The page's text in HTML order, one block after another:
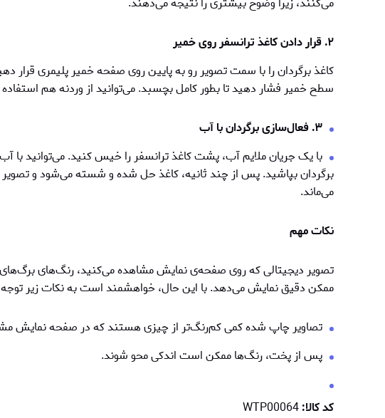
۲. قرار دادن کاغذ ترانسفر روی خمیر
کاغذ برگردان را با سمت تصویر رو به پایین روی صفحه خمير پلیمری قرار
سطح خمير فشار دهید تا بطور کامل بچسبد. می‌توانید از وردنه هم
۳. فعال‌سازی برگردان با آب
با یک جریان ملایم آب، پشت کاغذ ترانسفر را خیس کنید. می‌توانید با
برگردان بپاشید. پس از چند ثانیه، کاغذ حل شده و شسته می‌شود و تصویر
می‌ماند.
نکات مهم
تصویر دیجیتالی که روی صفحه‌ی نمایش مشاهده می‌کنید، رنگ‌های برگ‌های
ممکن دقیق نمایش می‌دهد. با این حال، خواهشمند است به نکات زیر
تصاویر چاپ شده کمی کم‌رنگ‌تر از چیزی هستند که در صفحه نمایش
پس از پخت، رنگ‌ها ممكن است اندکی محو شوند.
کد کالا:WTP00064